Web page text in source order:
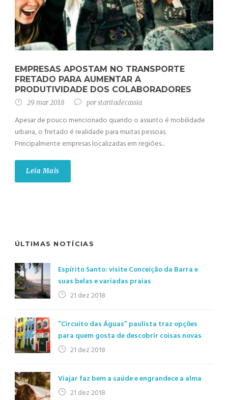
EMPRESAS APOSTAM NO TRANSPORTE
FRETADO PARA AUMENTAR A
PRODUTIVIDADE DOS COLABORADORES
29 mar 2018 porstaritadecassia
Apesar de pouco mencionado quando o assunto é mobilidade
urbana, o fretado é realidade para muitas pessoas.
Principalmente empresas localizadas em regiões...
Leia Mais
ÚLTIMAS NOTÍCIAS
Espírito Santo: visite Conceição da Barra e
suas belas e variadas praias
21 dez 2018
“Circuito das Águas” paulista traz opções
para quem gosta de descobrir coisas novas
21 dez 2018
Viajar faz bem a saúde e engrandece a alma
21 dez 2018